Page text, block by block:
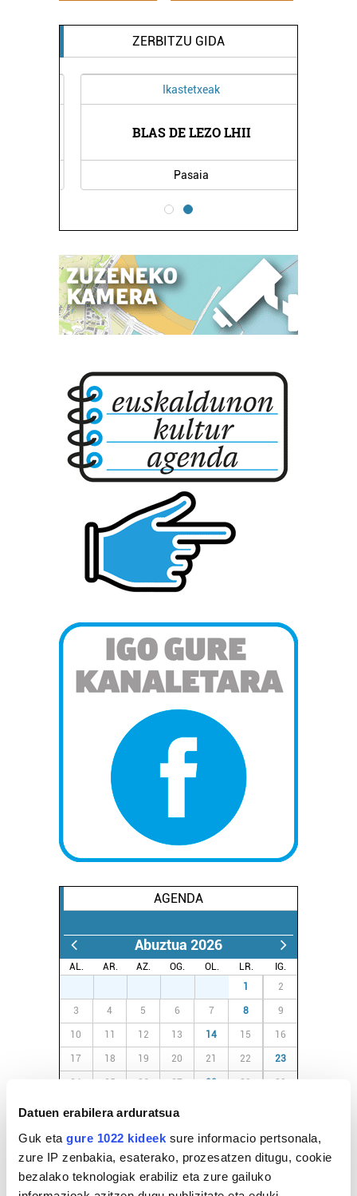
Datuen erabilera arduratsua
Guk eta gure 1022 kideek sure informacio pertsonala,
zure IP zenbakia, esaterako, prozesatzen ditugu, cookie
bezalako teknologiak erabiliz eta zure gailuko
ZERBITZU GIDA
Ikastetxeak
BLAS DE LEZO LHII
Pasaia
AGENDA
Abuztua 2026
AL. AR. AZ. OG. OL. LR.
IG.
1 2
3 4 5 6 7 8 9
10 11 12 13 14 15 16
17 18 19 20 21 22 23
24 25 26 27 28 29 30
2
EGURALDIA